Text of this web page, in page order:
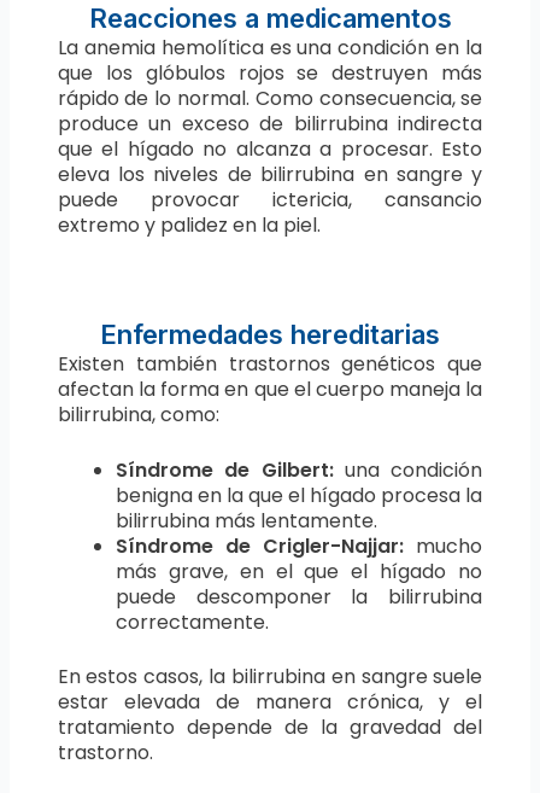
Reacciones a medicamentos
La anemia hemolítica es una condición en la
que los glóbulos rojos se destruyen más
rápido de lo normal. Como consecuencia, se
produce un exceso de bilirrubina indirecta
que el hígado no alcanza a procesar. Esto
eleva los niveles de bilirrubina en sangre y
puede provocar ictericia, cansancio
extremo y palidez en la piel.
Enfermedades hereditarias
Existen también trastornos genéticos que
afectan la forma en que el cuerpo maneja la
bilirrubina, como:
Síndrome de Gilbert:una condición
benigna en la que el hígado procesa la
bilirrubina más lentamente.
Síndrome de Crigler-Najjar: mucho
más grave, en el que el hígado no
puede descomponer la bilirrubina
correctamente.
En estos casos, la bilirrubina en sangre suele
estar elevada de manera crónica, y el
tratamiento depende de la gravedad del
trastorno.